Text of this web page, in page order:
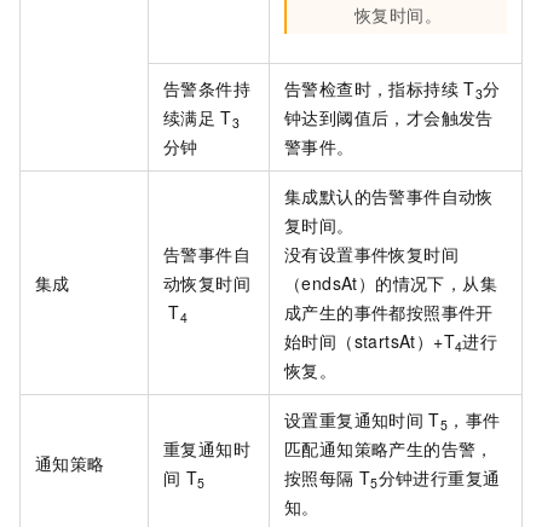
恢复时间。
告警条件持
续满足 T3
分钟
告警检查时，指标持续 T3分
钟达到阈值后，才会触发告
警事件。
集成
告警事件自
动恢复时间
T4
集成默认的告警事件自动恢
复时间。
没有设置事件恢复时间
（endsAt）的情况下，从集
成产生的事件都按照事件开
始时间（startsAt）+T4进行
恢复。
通知策略
重复通知时
间 T5
设置重复通知时间 T5 ，事件
匹配通知策略产生的告警，
按照每隔 T5分钟进行重复通
知。